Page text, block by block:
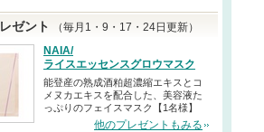
ゼント
（毎月1・9・17・24日更新）
NAIA/
ライスエッセンスグロウマスク
能登産の熟成酒粕超濃縮エキスとコ
メヌカエキスを配合した、美容液た
っぷりのフェイスマスク【1名様】
他のプレゼントもみる